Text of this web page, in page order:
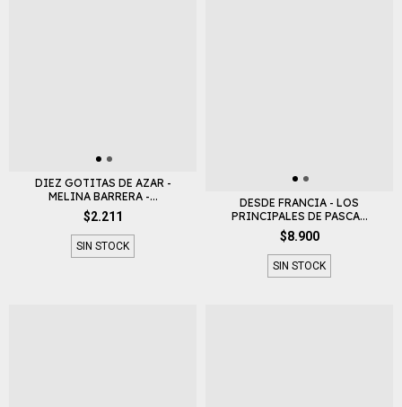
DIEZ GOTITAS DE AZAR -
MELINA BARRERA -...
$2.211
SIN STOCK
DESDE FRANCIA - LOS
PRINCIPALES DE PASCA...
$8.900
SIN STOCK